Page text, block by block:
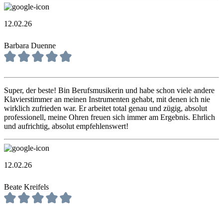
12.02.26
Barbara Duenne
Super, der beste! Bin Berufsmusikerin und habe schon viele andere
Klavierstimmer an meinen Instrumenten gehabt, mit denen ich nie
wirklich zufrieden war. Er arbeitet total genau und zügig, absolut
professionell, meine Ohren freuen sich immer am Ergebnis. Ehrlich
und aufrichtig, absolut empfehlenswert!
12.02.26
Beate Kreifels